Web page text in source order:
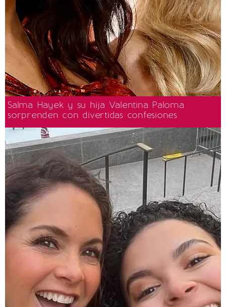
Salma Hayek y su hija Valentina Paloma
sorprenden con divertidas confesiones